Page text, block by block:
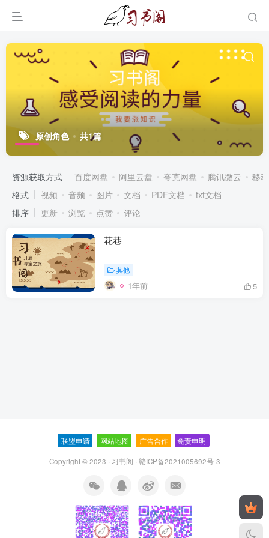
原创角色 共1篇
资源获取方式 百度网盘 阿里云盘 夸克网盘 腾讯微云
移
格式
视频 音频 图片 文档 PDF文档
txt文档
排序
更新 浏览 点赞 评论
花巷
其他
1年前 5
联盟申请 网站地图 广告合作 免责申明
Copyright © 2023 · 习书阁 · 赣ICP备2021005692号-3